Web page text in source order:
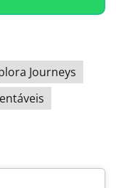
Journeys